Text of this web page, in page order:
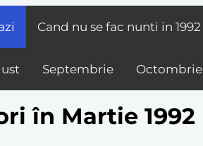
Cand nu se fac nunti in 1992
Septembrie Octombrie
în Martie 1992